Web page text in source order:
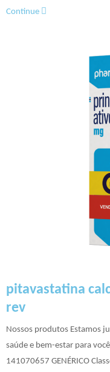
Continue
pitavastatina
rev
Nossos produtos Estamos
saúde e bem-estar para
141070657 GENÉRICO